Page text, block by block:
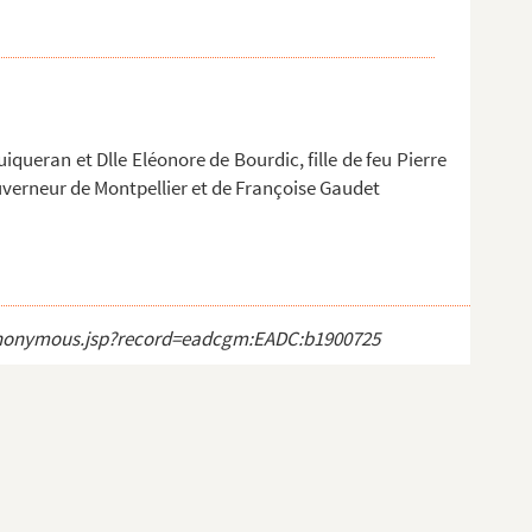
et Dlle Eléonore de Bourdic, fille de feu Pierre
de Montpellier et de Françoise Gaudet